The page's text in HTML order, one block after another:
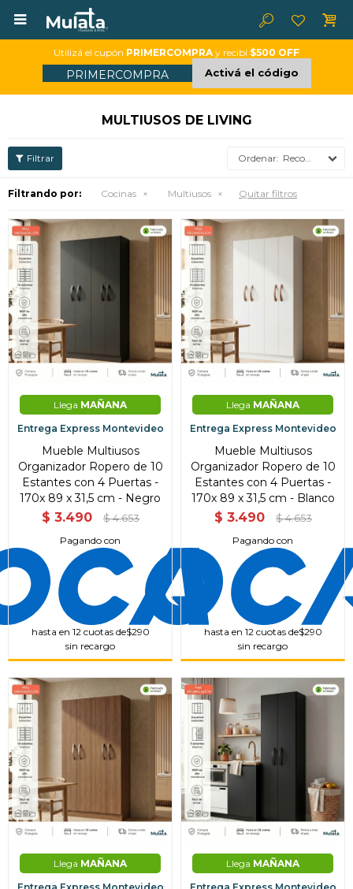

Utilizá el cupón PRIMERCOMPRA y recibí $500 OFF
PRIMERCOMPRA Activá el código
MULTIUSOS DE LIVING
Recomendados
Filtrando por: Cocinas Multiusos Quitar filtros
Llega MAÑANA
Entrega Express Montevideo
Mueble Multiusos
Organizador Ropero de 10
Estantes con 4 Puertas -
170x 89 x 31,5 cm - Negro
$ 3.490 $ 4.653
Pagando con
hasta en 12 cuotas de$290
sin recargo
Llega MAÑANA
Entrega Express Montevideo
Mueble Multiusos
Organizador Ropero de 10
Estantes con 4 Puertas -
170x 89 x 31,5 cm - Blanco
$ 3.490 $ 4.653
Pagando con
hasta en 12 cuotas de$290
sin recargo
Llega MAÑANA
Llega MAÑANA